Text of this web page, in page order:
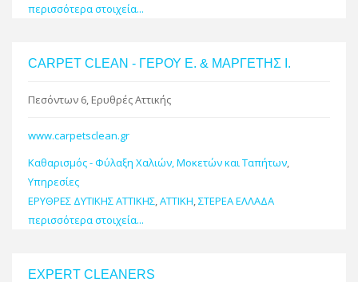
περισσότερα στοιχεία...
CARPET CLEAN - ΓΕΡΟΥ Ε. & ΜΑΡΓΕΤΗΣ Ι.
Πεσόντων 6, Ερυθρές Αττικής
www.carpetsclean.gr
Καθαρισμός - Φύλαξη Χαλιών, Μοκετών και Ταπήτων,
Υπηρεσίες
ΕΡΥΘΡΕΣ ΔΥΤΙΚΗΣ ΑΤΤΙΚΗΣ,ΑΤΤΙΚΗ,ΣΤΕΡΕΑ ΕΛΛΑΔΑ
περισσότερα στοιχεία...
EXPERT CLEANERS